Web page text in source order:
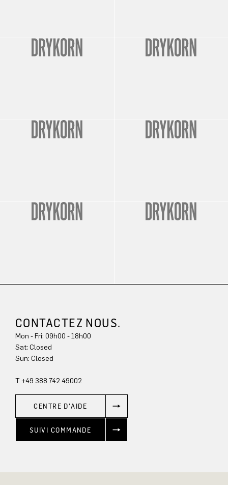
CONTACTEZ NOUS.
Mon - Fri: 09h00 - 18h00
Sat: Closed
Sun: Closed
T +49 388 742 49002
CENTRE D'AIDE
SUIVI COMMANDE